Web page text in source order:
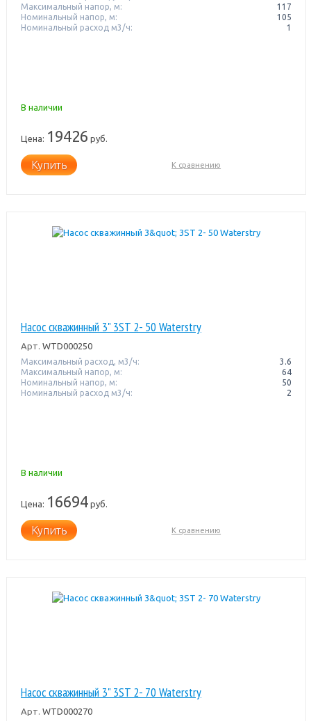
Максимальный напор, м:
117
Номинальный напор, м:
105
Номинальный расход м3/ч:
1
В наличии
Цена: 19426 руб.
Купить К сравнению
Насос скважинный 3" 3ST 2- 50 Waterstry
Арт. WTD000250
Максимальный расход, м3/ч:
3.6
Максимальный напор, м:
64
Номинальный напор, м:
50
Номинальный расход м3/ч:
2
В наличии
Цена: 16694руб.
Купить К сравнению
Насос скважинный 3" 3ST 2- 70 Waterstry
Арт. WTD000270